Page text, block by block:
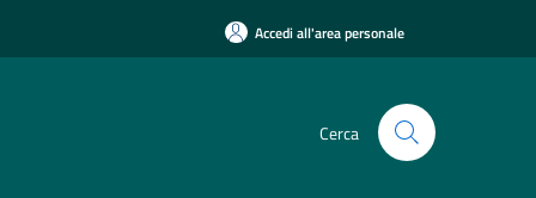
Accedi all'area personale
Cerca